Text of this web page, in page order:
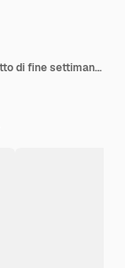
Il campeggio degli amici si rilassa il concetto di fine settimana di vacanza